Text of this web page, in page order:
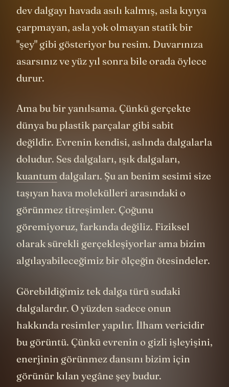
dev dalgayı havada asılı kalmış, asla kıyıya
çarpmayan, asla yok olmayan statik bir
"şey" gibi gösteriyor bu resim. Duvarınıza
asarsınız ve yüz yıl sonra bile orada öylece
durur.
Ama bu bir yanılsama. Çünkü gerçekte
dünya bu plastik parçalar gibi sabit
değildir. Evrenin kendisi, aslında dalgalarla
doludur. Ses dalgaları, ışık dalgaları,
kuantum dalgaları. Şu an benim sesimi size
taşıyan hava molekülleri arasındaki o
görünmez titreşimler. Çoğunu
göremiyoruz, farkında değiliz. Fiziksel
olarak sürekli gerçekleşiyorlar ama bizim
algılayabileceğimiz bir ölçeğin ötesindeler.
Görebildiğimiz tek dalga türü sudaki
dalgalardır. O yüzden sadece onun
hakkında resimler yapılır. İlham vericidir
bu görüntü. Çünkü evrenin o gizli işleyişini,
enerjinin görünmez dansını bizim için
görünür kılan yegâne şey budur.